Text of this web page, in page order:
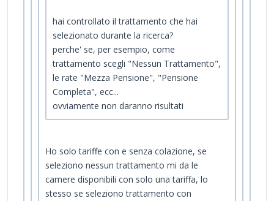
hai controllato il trattamento che hai
selezionato durante la ricerca?
perche' se, per esempio, come
trattamento scegli "Nessun Trattamento",
le rate "Mezza Pensione", "Pensione
Completa", ecc...
ovviamente non daranno risultati
Ho solo tariffe con e senza colazione, se
seleziono nessun trattamento mi da le
camere disponibili con solo una tariffa, lo
stesso se seleziono trattamento con